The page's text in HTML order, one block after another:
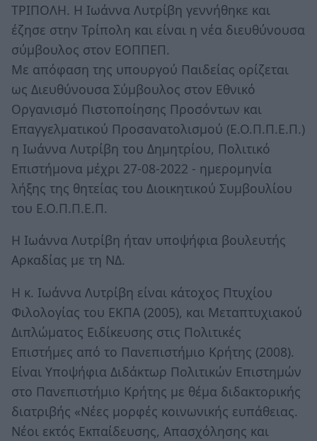
ΤΡΙΠΟΛΗ. Η Ιωάννα Λυτρίβη γεννήθηκε και
έζησε στην Τρίπολη και είναι η νέα διευθύνουσα
σύμβουλος στον ΕΟΠΠΕΠ.
Με απόφαση της υπουργού Παιδείας ορίζεται
ως Διευθύνουσα Σύμβουλος στον Εθνικό
Οργανισμό Πιστοποίησης Προσόντων και
Επαγγελματικού Προσανατολισμού (Ε.Ο.Π.Π.Ε.Π.)
η Ιωάννα Λυτρίβη του Δημητρίου, Πολιτικό
Επιστήμονα μέχρι 27-08-2022 - ημερομηνία
λήξης της θητείας του Διοικητικού Συμβουλίου
του Ε.Ο.Π.Π.Ε.Π.
Η Ιωάννα Λυτρίβη ήταν υποψήφια βουλευτής
Αρκαδίας με τη ΝΔ.
Η κ. Ιωάννα Λυτρίβη είναι κάτοχος Πτυχίου
Φιλολογίας του ΕΚΠΑ (2005), και Μεταπτυχιακού
Διπλώματος Ειδίκευσης στις Πολιτικές
Επιστήμες από το Πανεπιστήμιο Κρήτης (2008).
Είναι Υποψήφια Διδάκτωρ Πολιτικών Επιστημών
στο Πανεπιστήμιο Κρήτης με θέμα διδακτορικής
διατριβής «Νέες μορφές κοινωνικής ευπάθειας.
Νέοι εκτός Εκπαίδευσης, Απασχόλησης και